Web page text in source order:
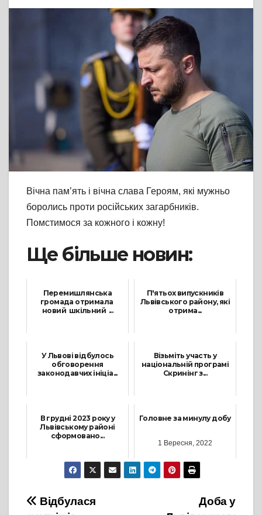
Вічна пам’ять і вічна слава Героям, які мужньо
боролись проти російських загарбників.
Помстимося за кожного і кожну!
Ще більше новин:
Перемишлянська
громада отримала
новий шкільний ...
П'ятьох випускників
Львівського району, які
отрима...
У Львові відбулось
обговорення
законодавчих ініціа...
Візьміть участь у
національній програмі
Скринінг з...
В грудні 2023 року у
Львівському районі
сформовано...
4 Січня, 2024
Головне за минулу добу
1 Вересня, 2022
Навігація
Доба у
Відбулася